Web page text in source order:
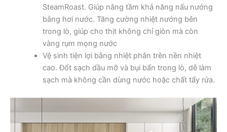
SteamRoast. Giúp nâng tầm khả năng nấu nướng
bằng hơi nước. Tăng cường nhiệt nướng bên
trong lò, giúp cho thịt không chỉ giòn mà còn
vàng rụm mọng nước
Vệ sinh tiện lợi bằng nhiệt phân trên nền nhiệt
cao. Đốt sạch dầu mỡ và bụi bẩn trong lò, dễ làm
sạch mà không cần dùng nước hoặc chất tẩy rửa.